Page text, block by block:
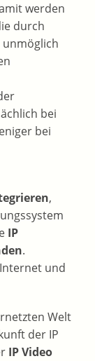
werden
durch
bei
bei
,
IP
.
und
Welt
der IP
IP Video